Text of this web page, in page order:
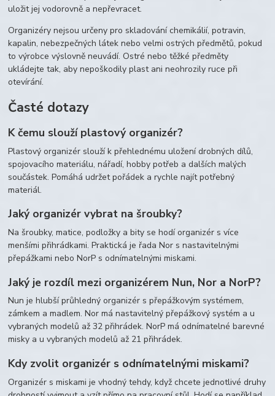
uložit jej vodorovně a nepřevracet.
Organizéry nejsou určeny pro skladování chemikálií, potravin,
kapalin, nebezpečných látek nebo velmi ostrých předmětů, pokud
to výrobce výslovně neuvádí. Ostré nebo těžké předměty
ukládejte tak, aby nepoškodily plast ani neohrozily ruce při
otevírání.
Časté dotazy
K čemu slouží plastový organizér?
Plastový organizér slouží k přehlednému uložení drobných dílů,
spojovacího materiálu, nářadí, hobby potřeb a dalších malých
součástek. Pomáhá udržet pořádek a rychle najít potřebný
materiál.
Jaký organizér vybrat na šroubky?
Na šroubky, matice, podložky a bity se hodí organizér s více
menšími přihrádkami. Praktická je řada Nor s nastavitelnými
přepážkami nebo NorP s odnímatelnými miskami.
Jaký je rozdíl mezi organizérem Nun, Nor a NorP?
Nun je hlubší průhledný organizér s přepážkovým systémem,
zámkem a madlem. Nor má nastavitelný přepážkový systém a u
vybraných modelů až 32 přihrádek. NorP má odnímatelné barevné
misky a u vybraných modelů až 21 přihrádek.
Kdy zvolit organizér s odnímatelnými miskami?
Organizér s miskami je vhodný tehdy, když chcete jednotlivé druhy